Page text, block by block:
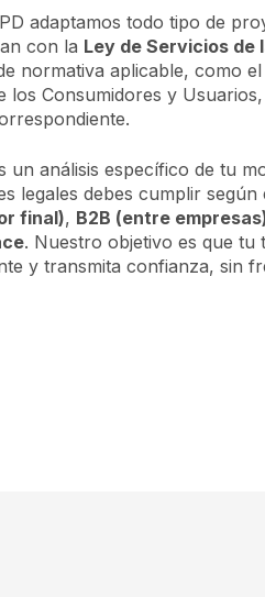
adaptamos todo tipo de
con la Ley de Servicios de
normativa aplicable, como
los Consumidores y
un análisis específico de tu
legales debes cumplir según
final), B2B (entre
. Nuestro objetivo es que tu
y transmita confianza, sin